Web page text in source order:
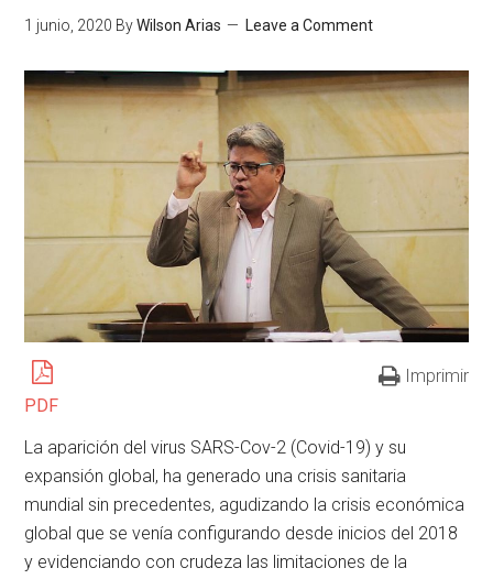
1 junio, 2020 ByWilson Arias Leave a Comment
PDF
Imprimir
La aparición del virus SARS-Cov-2 (Covid-19) y su
expansión global, ha generado una crisis sanitaria
mundial sin precedentes, agudizando la crisis económica
global que se venía configurando desde inicios del 2018
y evidenciando con crudeza las limitaciones de la